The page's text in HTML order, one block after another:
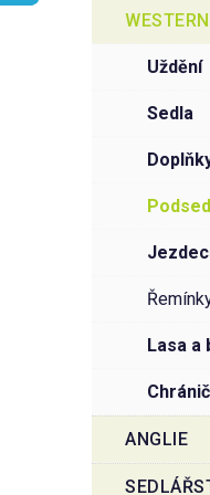
WESTERN
uždění
sedla
lasa a
ANGLIE